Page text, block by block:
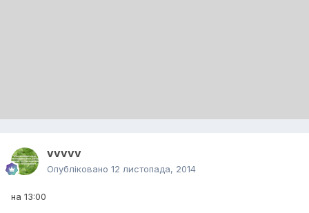
vvvvv
Опубліковано 12 листопада, 2014
на 13:00